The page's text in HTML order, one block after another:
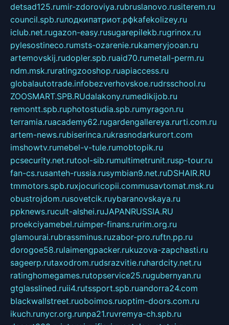
detsad125.rumir-zdoroviya.rubruslanovo.rusiterem.ru
council.spb.ruлодкипатриот.рфkafekolizey.ru
iclub.net.rugazon-easy.rusugarepilekb.rugrinox.ru
pylesostineco.rumsts-ozarenie.rukameryjooan.ru
artemovskij.rudopler.spb.ruaid70.rumetall-perm.ru
ndm.msk.ruratingzooshop.ruapiaccess.ru
globalautotrade.infobezverhovskoe.rudrsschool.ru
ZOOSMART.SPB.RUdalakony.rumedikijob.ru
remontt.spb.ruphotostudia.spb.rumyragon.ru
terramia.ruacademy62.rugardengallereya.rurti.com.ru
artem-news.rubiserinca.rukrasnodarkurort.com
imshowtv.rumebel-v-tule.rumobtopik.ru
pcsecurity.net.rutool-sib.rumultimetrunit.rusp-tour.ru
fan-cs.rusanteh-russia.rusymbian9.net.ruDSHAIR.RU
tmmotors.spb.ruxjocuricopii.commusavtomat.msk.ru
obustrojdom.rusovetcik.ruybaranovskaya.ru
ppknews.rucult-alshei.ruJAPANRUSSIA.RU
proekciyamebel.ruimper-finans.rurim.org.ru
glamourai.rubrassminus.ruzabor-pro.ruftn.pp.ru
dorogoe58.rulaimengpacker.rukuzova-zapchasti.ru
sageerp.rutaxodrom.rudsrazvitie.ruhardcity.net.ru
ratinghomegames.rutopservice25.rugubernyan.ru
gtglasslined.ruii4.rutssport.spb.ruandorra24.com
blackwallstreet.ruoboimos.ruoptim-doors.com.ru
ikuch.runycr.org.runpa21.ruvremya-ch.spb.ru